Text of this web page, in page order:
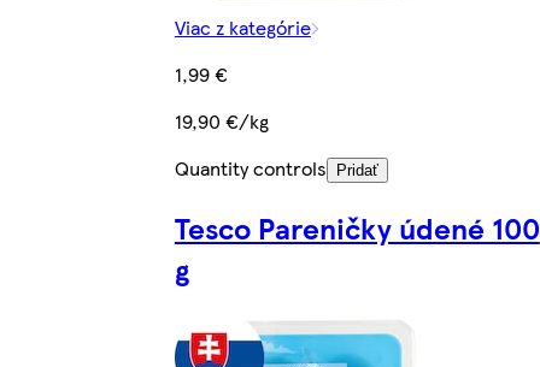
Viac z kategórie
1,99 €
19,90 €/kg
Quantity controls
Pridať
Tesco Pareničky údené 100
g